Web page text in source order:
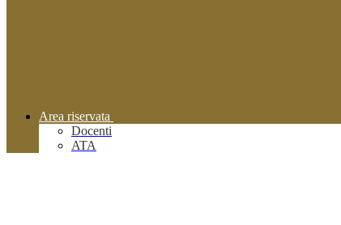
Area riservata
Docenti
ATA